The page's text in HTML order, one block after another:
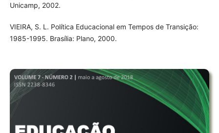
Unicamp, 2002.
VIEIRA, S. L. Política Educacional em Tempos de Transição:
1985-1995. Brasília: Plano, 2000.